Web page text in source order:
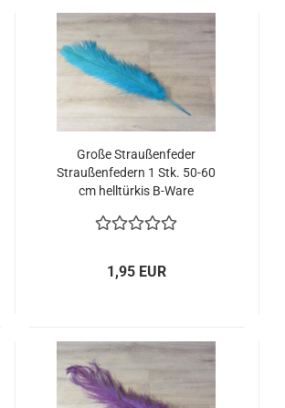
Große Straußenfeder
Straußenfedern 1 Stk. 50-60
cm helltürkis B-Ware
1,95 EUR